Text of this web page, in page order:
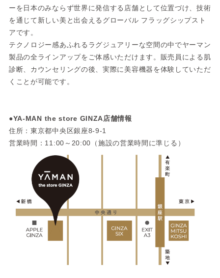
ーを日本のみならず世界に発信する店舗として位置づけ、技術
を通じて新しい美と出会えるグローバル フラッグシップスト
アです。
テクノロジー感あふれるラグジュアリーな空間の中でヤーマン
製品の全ラインアップをご体感いただけます。販売員による肌
診断、カウンセリングの後、実際に美容機器を体験していただ
くことが可能です。
●YA-MAN the store GINZA店舗情報
住所：東京都中央区銀座8-9-1
営業時間：11:00～20:00（施設の営業時間に準じる）